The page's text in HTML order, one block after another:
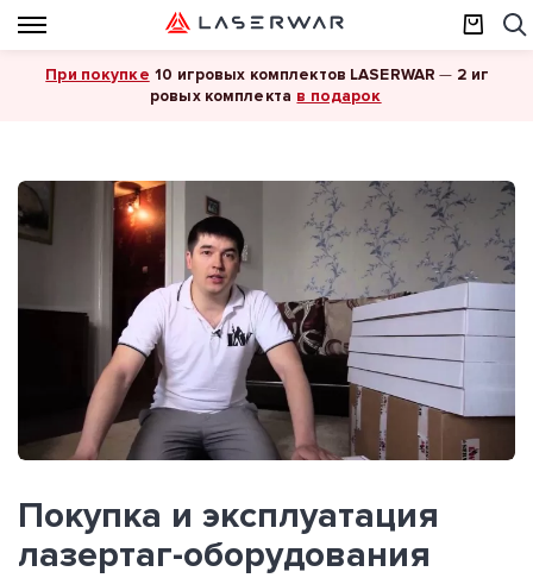
При покупке 10 игровых комплектов LASERWAR — 2 иг
ровых комплекта в подарок
Покупка и эксплуатация
лазертаг-оборудования